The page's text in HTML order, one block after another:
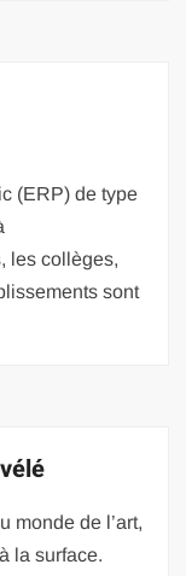
(ERP) de type
les collèges,
sont
monde de l’art,
la surface.